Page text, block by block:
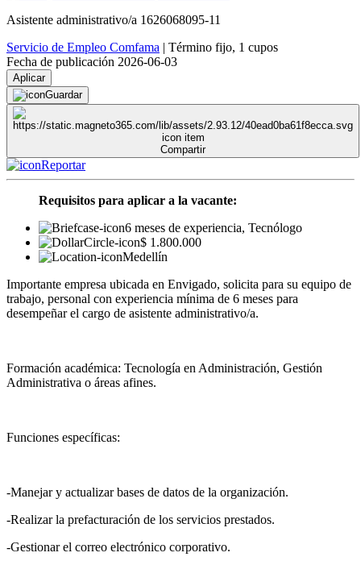
Asistente administrativo/a 1626068095-11
Servicio de Empleo Comfama | Término fijo, 1 cupos
Fecha de publicación 2026-06-03
Aplicar
Guardar
Compartir
Reportar
Requisitos para aplicar a la vacante:
6 meses de experiencia, Tecnólogo
$ 1.800.000
Medellín
Importante empresa ubicada en Envigado, solicita para su equipo de
trabajo, personal con experiencia mínima de 6 meses para
desempeñar el cargo de asistente administrativo/a.
Formación académica: Tecnología en Administración, Gestión
Administrativa o áreas afines.
Funciones específicas:
-Manejar y actualizar bases de datos de la organización.
-Realizar la prefacturación de los servicios prestados.
-Gestionar el correo electrónico corporativo.